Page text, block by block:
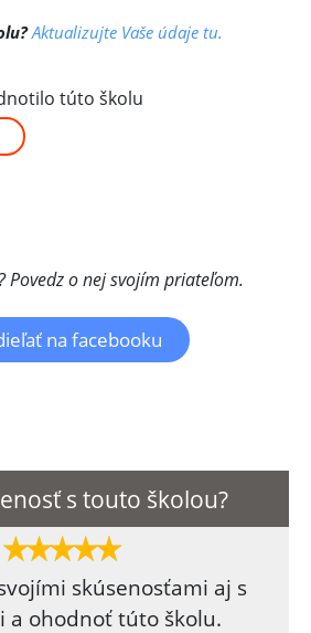
Aktualizujte Vaše údaje tu.
túto školu
Povedz o nej svojím priateľom.
na facebooku
s touto školou?
skúsenosťami aj s
a ohodnoť túto školu.